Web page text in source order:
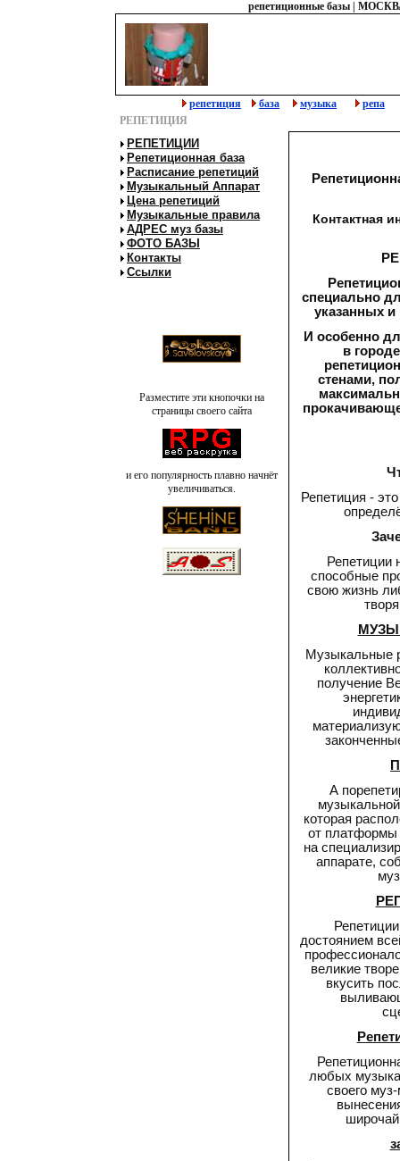
репетиционные базы
репетиция база музыка
репа
РЕПЕТИЦИЯ
РЕПЕТИЦИИ
Репетиционная база
Расписание репетиций
Музыкальный Аппарат
Цена репетиций
Музыкальные правила
АДРЕС муз базы
ФОТО БАЗЫ
Контакты
Ссылки
Разместите эти кнопочки на
страницы своего сайта
и его популярность плавно начнёт
увеличиваться.
Контактная
специально
указанных и
И особенно
в
стенами,
Репетиция -
Репетиции
способные
свою жизнь
Музыкальные
получение
А
которая
от платформы
на
аппарате,
достоянием
великие
вкусить
любых
своего